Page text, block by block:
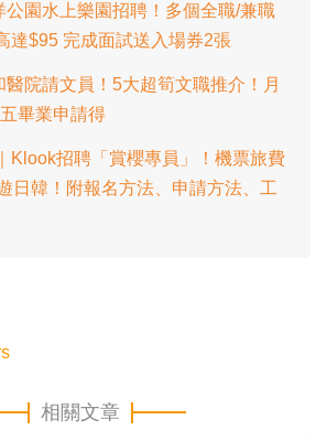
公園水上樂園招聘！多個全職/兼職
達$95 完成面試送入場券2張
院請文員！5大超筍文職推介！月
畢業申請得
Klook招聘「賞櫻專員」！機票旅費
日韓！附報名方法、申請方法、工
相關文章